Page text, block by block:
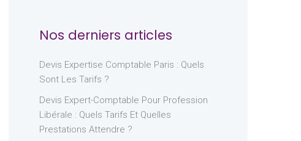
Nos derniers articles
Devis Expertise Comptable Paris : Quels
Sont Les Tarifs ?
Devis Expert-Comptable Pour Profession
Libérale : Quels Tarifs Et Quelles
Prestations Attendre ?